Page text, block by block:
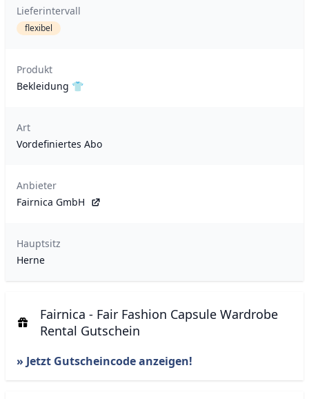
Lieferintervall
flexibel
Produkt
Bekleidung 👕
Art
Vordefiniertes Abo
Anbieter
Fairnica GmbH
Hauptsitz
Herne
Fairnica - Fair Fashion Capsule Wardrobe
Rental Gutschein
» Jetzt Gutscheincode anzeigen!